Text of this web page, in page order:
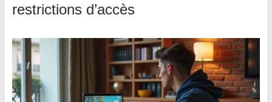
restrictions d’accès